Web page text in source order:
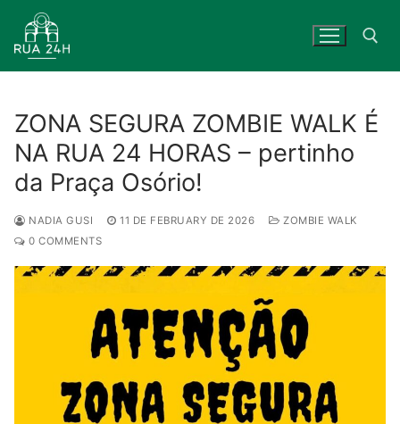
content
Search for:
ZONA SEGURA ZOMBIE WALK É
NA RUA 24 HORAS – pertinho
da Praça Osório!
NADIA GUSI 11 DE FEBRUARY DE 2026
ZOMBIE WALK
0 COMMENTS